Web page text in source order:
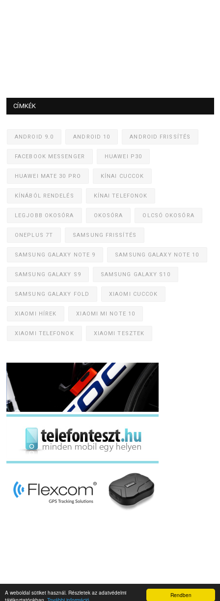
Rendben
A weboldal sütiket használ. Részletek az adatvédelmi
CÍMKÉK
ANDROID 9.0 ANDROID 10 ANDROID FRISSÍTÉS
FACEBOOK MESSENGER HUAWEI P30
HUAWEI MATE 30 PRO KÍNAI CUCCOK
KÍNÁBÓL RENDELÉS KÍNAI TELEFONOK
LEGJOBB OKOSÓRA OKOSÓRA OLCSÓ OKOSÓRA
ONEPLUS 7T SAMSUNG FRISSÍTÉS
SAMSUNG GALAXY NOTE 9 SAMSUNG GALAXY NOTE 10
SAMSUNG GALAXY S9 SAMSUNG GALAXY S10
SAMSUNG GALAXY FOLD XIAOMI CUCCOK
XIAOMI HÍREK XIAOMI MI NOTE 10
XIAOMI TELEFONOK XIAOMI TESZTEK
Napidroid.hu 2019